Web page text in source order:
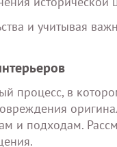
и учитывая
процесс, в
и подходам.